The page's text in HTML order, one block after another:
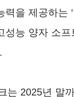
력을 제공하는
성능 양자 소
는 2025년 말